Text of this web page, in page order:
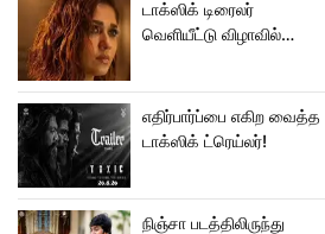
டாக்ஸிக் டிரைலர்
வெளியீட்டு விழாவில்
யாரு பாருங்க!..
எதிர்பார்ப்பை எகிற வைத்த
டாக்ஸிக் ட்ரெய்லர்!
நிஞ்சா படத்திலிருந்து